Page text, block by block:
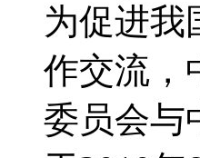
为促进我
作交流，
委员会与